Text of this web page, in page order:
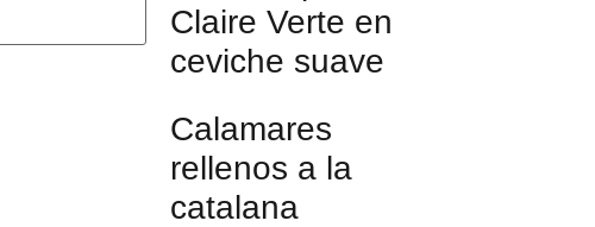
Claire Verte en
ceviche suave
Calamares
rellenos a la
catalana